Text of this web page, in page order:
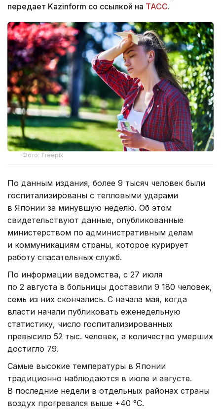
передает Kazinform со ссылкой на ТАСС.
Фото: Freepik
По данным издания, более 9 тысяч человек были
госпитализированы с тепловыми ударами
в Японии за минувшую неделю. Об этом
свидетельствуют данные, опубликованные
министерством по административным делам
и коммуникациям страны, которое курирует
работу спасательных служб.
По информации ведомства, с 27 июля
по 2 августа в больницы доставили 9 180 человек,
семь из них скончались. С начала мая, когда
власти начали публиковать еженедельную
статистику, число госпитализированных
превысило 52 тыс. человек, а количество умерших
достигло 79.
Самые высокие температуры в Японии
традиционно наблюдаются в июле и августе.
В последние недели в отдельных районах страны
воздух прогревался выше +40 °C.